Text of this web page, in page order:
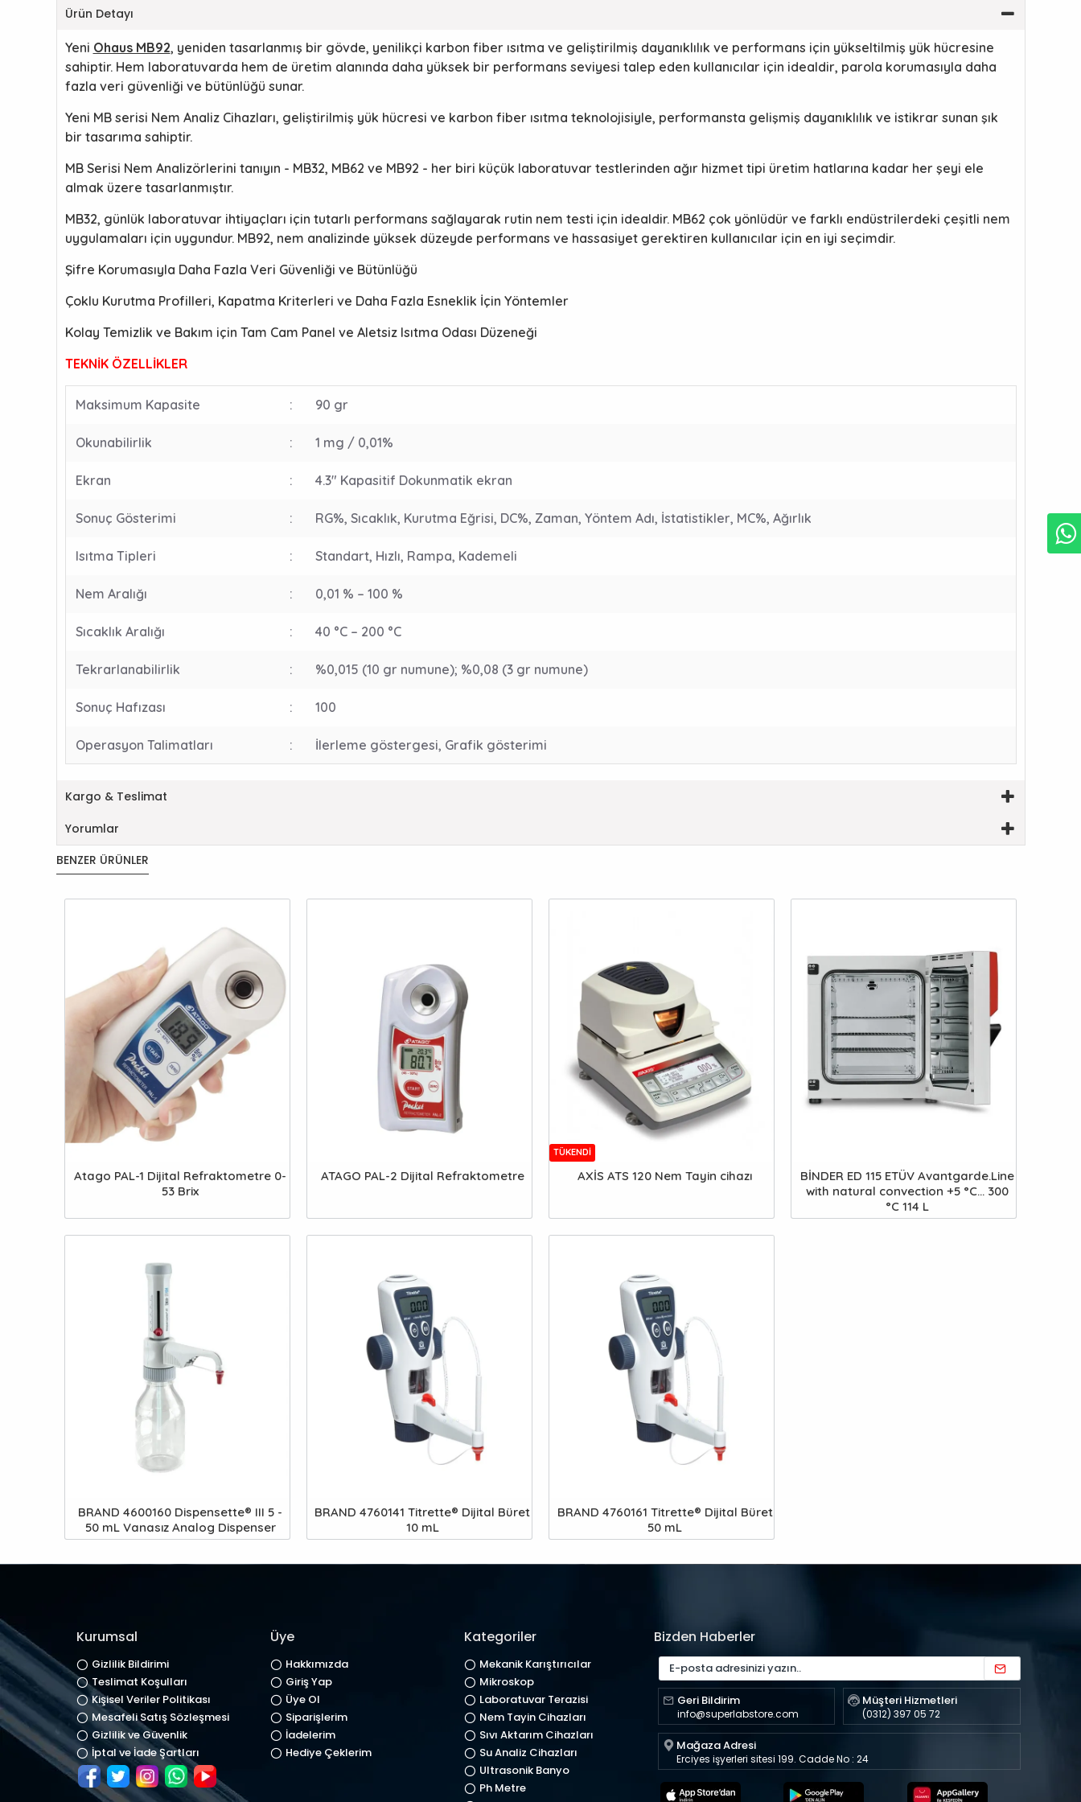
BENZER ÜRÜNLER
Atago PAL-1 Dijital Refraktometre 0-
53 Brix
ATAGO PAL-2 Dijital Refraktometre
TÜKENDI
AXİS ATS 120 Nem Tayin cihazı
BİNDER ED 115 ETÜV Avantgarde.Line
with natural convection +5 °C... 300
°C 114 L
BRAND 4600160 Dispensette® III 5 -
50 mL Vanasız Analog Dispenser
BRAND 4760141 Titrette® Dijital Büret
10 mL
BRAND 4760161 Titrette® Dijital Büret
50 mL
Ürün Detayı
Yeni Ohaus MB92, yeniden tasarlanmış bir gövde, yenilikçi karbon fiber ısıtma ve geliştirilmiş dayanıklılık ve performans için yükseltilmiş yük hücresine
sahiptir. Hem laboratuvarda hem de üretim alanında daha yüksek bir performans seviyesi talep eden kullanıcılar için idealdir, parola korumasıyla daha
fazla veri güvenliği ve bütünlüğü sunar.
Yeni MB serisi Nem Analiz Cihazları, geliştirilmiş yük hücresi ve karbon fiber ısıtma teknolojisiyle, performansta gelişmiş dayanıklılık ve istikrar sunan şık
bir tasarıma sahiptir.
MB Serisi Nem Analizörlerini tanıyın - MB32, MB62 ve MB92 - her biri küçük laboratuvar testlerinden ağır hizmet tipi üretim hatlarına kadar her şeyi ele
almak üzere tasarlanmıştır.
MB32, günlük laboratuvar ihtiyaçları için tutarlı performans sağlayarak rutin nem testi için idealdir. MB62 çok yönlüdür ve farklı endüstrilerdeki çeşitli nem
uygulamaları için uygundur. MB92, nem analizinde yüksek düzeyde performans ve hassasiyet gerektiren kullanıcılar için en iyi seçimdir.
Şifre Korumasıyla Daha Fazla Veri Güvenliği ve Bütünlüğü
Çoklu Kurutma Profilleri, Kapatma Kriterleri ve Daha Fazla Esneklik İçin Yöntemler
Kolay Temizlik ve Bakım için Tam Cam Panel ve Aletsiz Isıtma Odası Düzeneği
TEKNİK ÖZELLİKLER
Maksimum Kapasite : 90 gr
Okunabilirlik : 1 mg / 0,01%
Ekran : 4.3″ Kapasitif Dokunmatik ekran
Sonuç Gösterimi : RG%, Sıcaklık, Kurutma Eğrisi, DC%, Zaman, Yöntem Adı, İstatistikler, MC%, Ağırlık
Isıtma Tipleri : Standart, Hızlı, Rampa, Kademeli
Nem Aralığı : 0,01 % – 100 %
Sıcaklık Aralığı : 40 °C – 200 °C
Tekrarlanabilirlik : %0,015 (10 gr numune); %0,08 (3 gr numune)
Sonuç Hafızası : 100
Operasyon Talimatları : İlerleme göstergesi, Grafik gösterimi
Kargo & Teslimat
Yorumlar
Kurumsal
Gizlilik Bildirimi
Teslimat Koşulları
Kişisel Veriler Politikası
Mesafeli Satış Sözleşmesi
Gizlilik ve Güvenlik
İptal ve İade Şartları
Üye
Hakkımızda
Giriş Yap
Üye Ol
Siparişlerim
İadelerim
Hediye Çeklerim
Kategoriler
Mekanik Karıştırıcılar
Mikroskop
Laboratuvar Terazisi
Nem Tayin Cihazları
Sıvı Aktarım Cihazları
Su Analiz Cihazları
Ultrasonik Banyo
Ph Metre
Bizden Haberler
Geri Bildirim
info@superlabstore.com
Müşteri Hizmetleri
(0312) 397 05 72
Mağaza Adresi
Erciyes işyerleri sitesi 199. Cadde No : 24